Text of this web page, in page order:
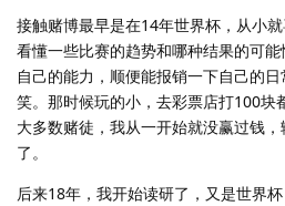
接触赌博最早是在14年世界杯，从小
看懂一些比赛的趋势和哪种结果的可
自己的能力，顺便能报销一下自己的
笑。那时候玩的小，去彩票店打100块
大多数赌徒，我从一开始就没赢过钱
了。
后来18年，我开始读研了，又是世界